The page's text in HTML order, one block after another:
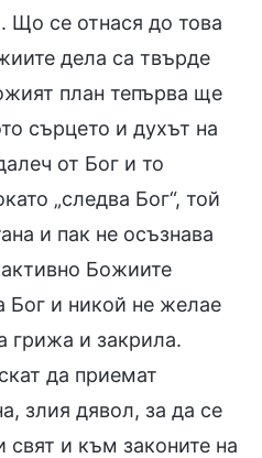
Що се отнася до това
дела са твърде
план тепърва ще
сърцето и духът на
от Бог и то
„следва Бог“, той
и пак не осъзнава
Божиите
Бог и никой не желае
грижа и закрила.
да приемат
злия дявол, за да се
свят и към законите на